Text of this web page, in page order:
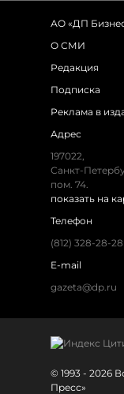
АО «ДП
О СМИ
Редакция
Подписка
Реклама в
Адрес
197022,
Санкт-
пом. 74.
показать на
Телефон
(812) 328-28-28
E-mail
gazeta@dp.ru
© 1993 - 2026
Пресс»